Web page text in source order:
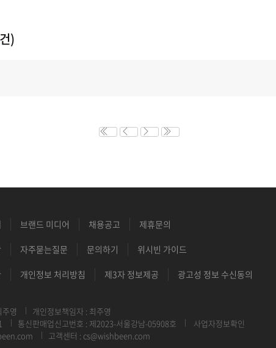
건)
브랜드 미디어 채용공고 제휴문의
자주묻는질문 문의하기 위시빈 가이드
개인정보 처리방침 제3자 정보제공 광고성 정보 수신동의
주영
개인정보책임자 : 최주영
통신판매업신고번호 : 제2023-서울강남-05908호
사업자정보확인
고객센터 : cs@wishbeen.com